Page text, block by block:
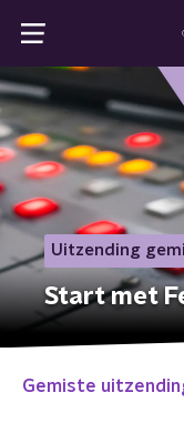
Uitzending
Start met
Gemiste